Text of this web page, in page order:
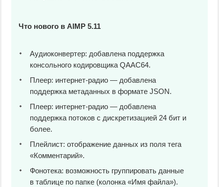
Что нового в AIMP 5.11
Аудиоконвертер: добавлена поддержка
консольного кодировщика QAAC64.
Плеер: интернет-радио — добавлена
поддержка метаданных в формате JSON.
Плеер: интернет-радио — добавлена
поддержка потоков с дискретизацией 24 бит и
более.
Плейлист: отображение данных из поля тега
«Комментарий».
Фонотека: возможность группировать данные
в таблице по папке (колонка «Имя файла»).